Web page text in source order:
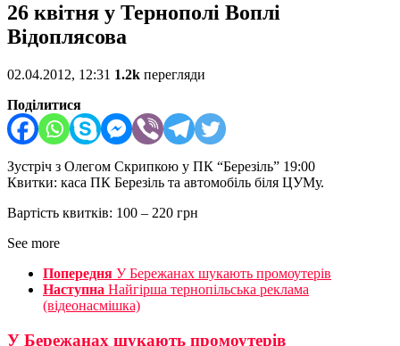
26 квітня у Тернополі Воплі
Відоплясова
02.04.2012, 12:31 1.2k перегляди
Поділитися
Зустріч з Олегом Скрипкою у ПК “Березіль” 19:00
Квитки: каса ПК Березіль та автомобіль біля ЦУМу.
Вартість квитків: 100 – 220 грн
See more
Попередня У Бережанах шукають промоутерів
Наступна Найгірша тернопільська реклама
(відеонасмішка)
У Бережанах шукають промоутерів